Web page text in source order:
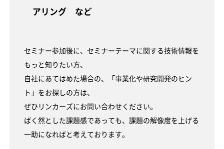
アリング など
セミナー参加後に、セミナーテーマに関する技術情報を
もっと知りたい方、
自社にあてはめた場合の、「事業化や研究開発のヒン
ト」をお探しの方は、
ぜひリンカーズにお問い合わせください。
ばく然とした課題感であっても、課題の解像度を上げる
一助になればと考えております。